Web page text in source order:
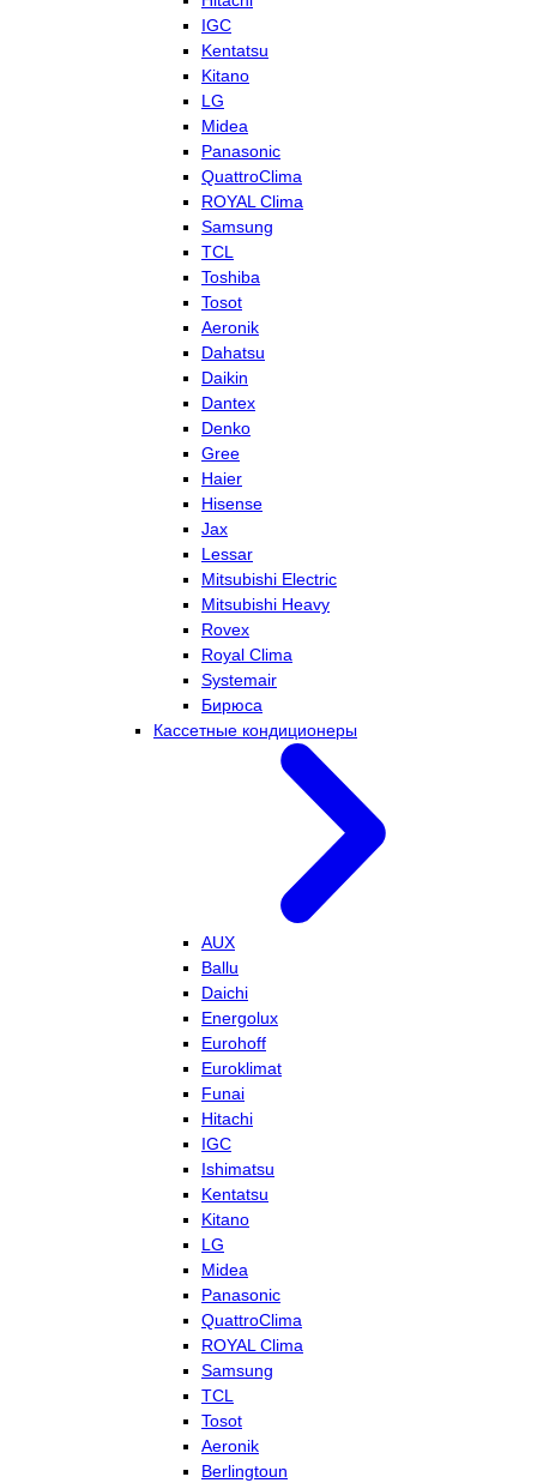
IGC
Kentatsu
Kitano
LG
Midea
Panasonic
QuattroClima
ROYAL Clima
Samsung
TCL
Toshiba
Tosot
Aeronik
Dahatsu
Daikin
Dantex
Denko
Gree
Haier
Hisense
Jax
Lessar
Mitsubishi Electric
Mitsubishi Heavy
Rovex
Royal Clima
Systemair
Бирюса
Кассетные кондиционеры
AUX
Ballu
Daichi
Energolux
Eurohoff
Euroklimat
Funai
Hitachi
IGC
Ishimatsu
Kentatsu
Kitano
LG
Midea
Panasonic
QuattroClima
ROYAL Clima
Samsung
TCL
Tosot
Aeronik
Berlingtoun